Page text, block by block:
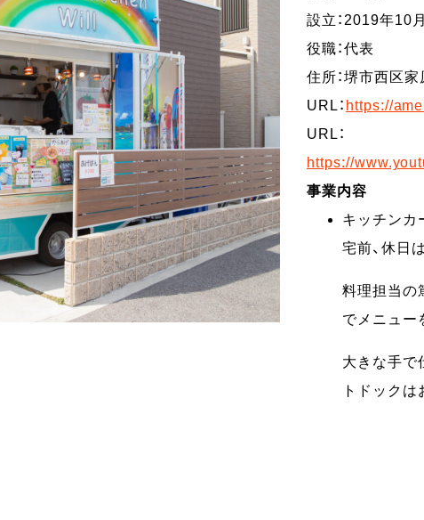
設立：2019年10月
役職：代表
住所：堺市西区
URL： https://
URL：
https://
事業内容
キッチンカ
宅前、休日
料理担当の
でメニュー
大きな手で
トドックは